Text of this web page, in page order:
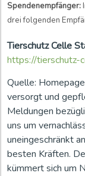
Spendenempfänger:
drei folgenden
Tierschutz Celle
https://tierschutz-
Quelle:
versorgt und
Meldungen
uns um
uneingeschränkt
besten Kräften.
kümmert sich um